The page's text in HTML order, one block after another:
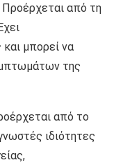
Προέρχεται από τη
μπορεί να
της
από το
ιδιότητες